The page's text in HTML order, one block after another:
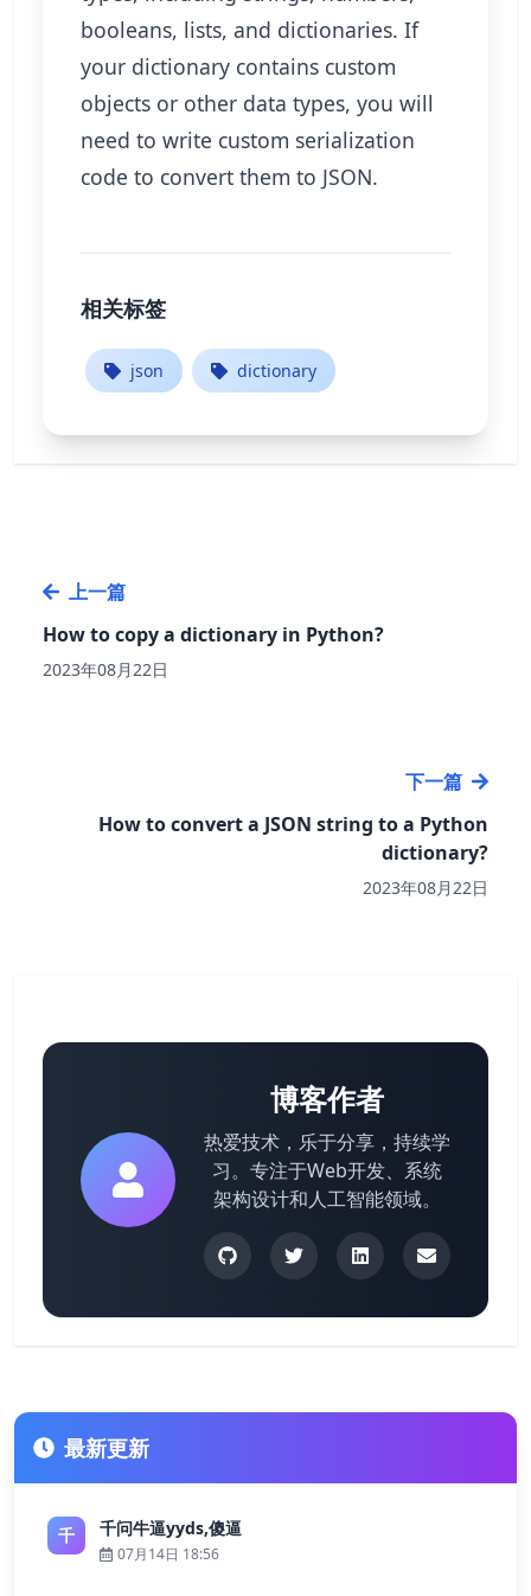
booleans, lists, and dictionaries. If
your dictionary contains custom
objects or other data types, you will
need to write custom serialization
code to convert them to JSON.
相关标签
json dictionary
上一篇
How to copy a dictionary in Python?
2023年08月22日
下一篇
How to convert a JSON string to a Python
dictionary?
2023年08月22日
博客作者
热爱技术，乐于分享，持续学
习。专注于Web开发、系统
架构设计和人工智能领域。
最新更新
千 千问牛逼yyds,傻逼
07月14日 18:56